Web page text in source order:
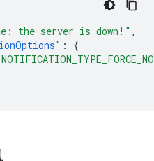
the server is down!" ,
:
{